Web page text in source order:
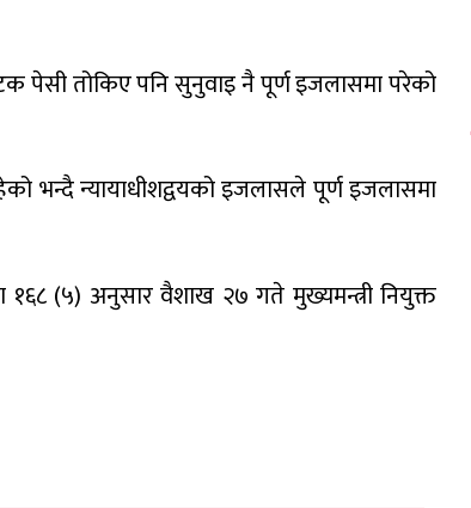
पेसी तोकिए पनि सुनुवाइ नै पूर्ण इजलासमा परेको
भन्दै न्यायाधीशद्वयको इजलासले पूर्ण इजलासमा
१६८ (५) अनुसार वैशाख २७ गते मुख्यमन्त्री नियुक्त